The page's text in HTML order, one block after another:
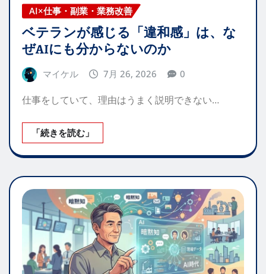
AI×仕事・副業・業務改善
ベテランが感じる「違和感」は、な
ぜAIにも分からないのか
マイケル 7月 26, 2026 0
仕事をしていて、理由はうまく説明できない…
「続きを読む」